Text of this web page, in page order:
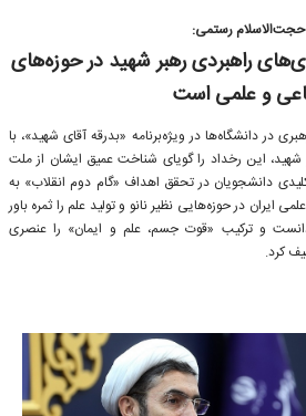
حجت‌الاسلام رستمی:
راهبردی رهبر شهید در حوزه‌های
و علمی است
در دانشگاه‌ها در ویژه‌برنامه «بدرقه آقای شهید»، با
این رخداد را گویای شناخت عمیق ایشان از ملت
دانشجویان در تحقق اهداف «گام دوم انقلاب» به
ایران در حوزه‌هایی نظیر نانو و تولید علم را ثمره باور
دانست و ترکیب «قوت جسم، علم و ایمان» را عنصری
کرد.